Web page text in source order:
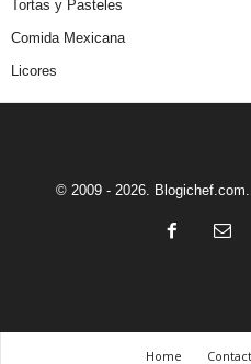
Tortas y Pasteles
Comida Mexicana
Licores
© 2009 - 2026.
Home